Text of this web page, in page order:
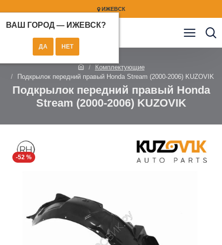
ИЖЕВСК
ВАШ ГОРОД — ИЖЕВСК?
Комплектующие
Подкрылок передний правый Honda Stream (2000-2006) KUZOVIK
Подкрылок передний правый Honda
Stream (2000-2006) KUZOVIK
-52 %